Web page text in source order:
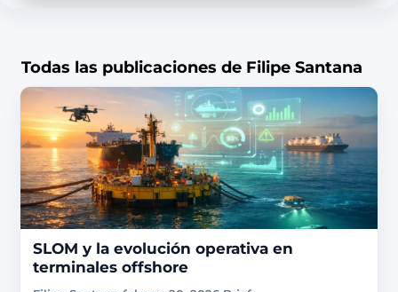
Todas las publicaciones de Filipe Santana
SLOM y la evolución operativa en
terminales offshore